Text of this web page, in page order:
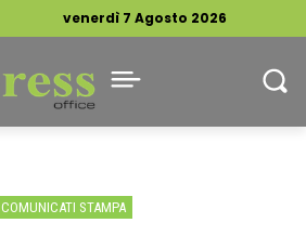
venerdì 7 Agosto 2026
COMUNICATI STAMPA